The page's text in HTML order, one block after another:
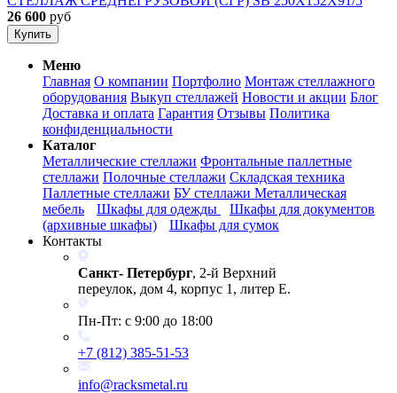
26 600 руб
Купить
Меню
Главная О компании Портфолио Монтаж стеллажного
оборудования Выкуп стеллажей Новости и акции Блог
Доставка и оплата Гарантия Отзывы Политика
конфиденциальности
Каталог
Металлические стеллажи Фронтальные паллетные
стеллажи Полочные стеллажи Складская техника
Паллетные стеллажи БУ стеллажи Металлическая
мебель
Шкафы для одежды
Шкафы для документов
(архивные шкафы)
Шкафы для сумок
Контакты
Санкт- Петербург, 2-й Верхний
переулок, дом 4, корпус 1, литер Е.
Пн-Пт: с 9:00 до 18:00
+7 (812) 385-51-53
info@racksmetal.ru